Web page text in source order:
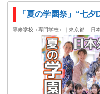
「夏の学園祭」“七夕
専修学校（専門学校）｜東京都 日